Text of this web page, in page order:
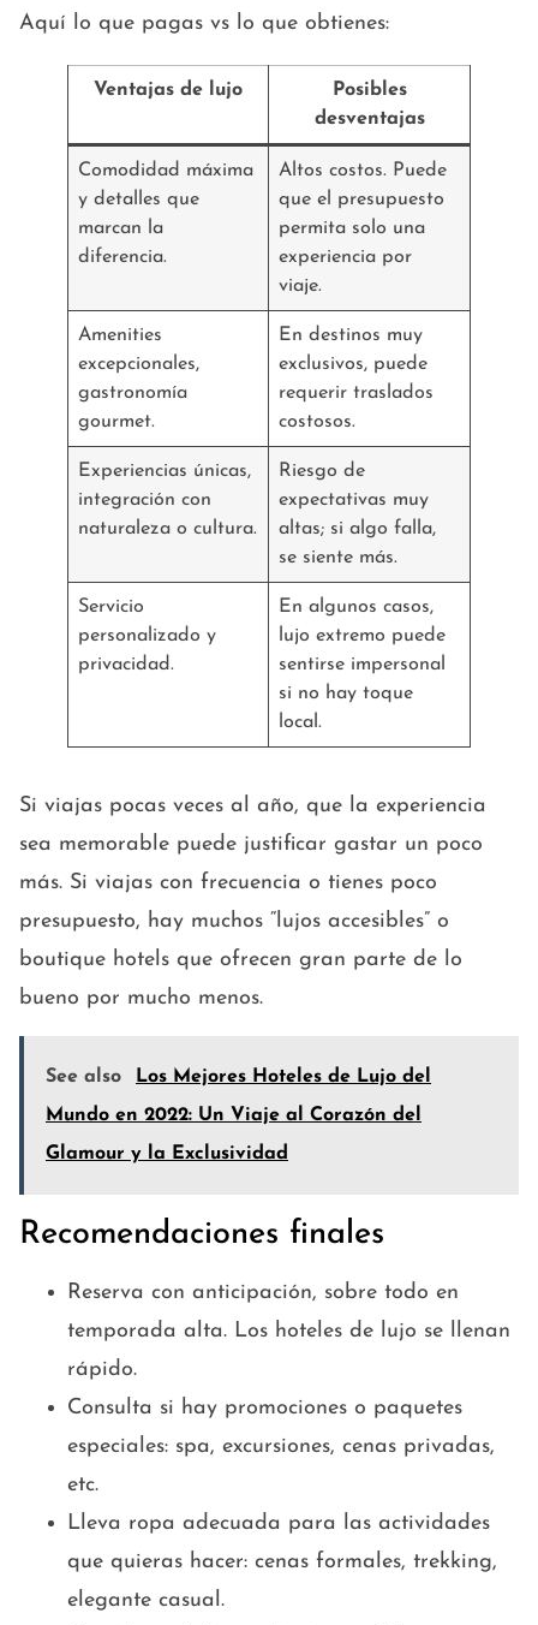
Aquí lo que pagas vs lo que obtienes:
Ventajas de lujo
Posibles
desventajas
Comodidad máxima
y detalles que
marcan la
diferencia.
Altos costos. Puede
que el presupuesto
permita solo una
experiencia por
viaje.
Amenities
excepcionales,
gastronomía
gourmet.
En destinos muy
exclusivos, puede
requerir traslados
costosos.
Experiencias únicas,
integración con
naturaleza o cultura.
Riesgo de
expectativas muy
altas; si algo falla,
se siente más.
Servicio
personalizado y
privacidad.
En algunos casos,
lujo extremo puede
sentirse impersonal
si no hay toque
local.
Si viajas pocas veces al año, que la experiencia
sea memorable puede justificar gastar un poco
más. Si viajas con frecuencia o tienes poco
presupuesto, hay muchos “lujos accesibles” o
boutique hotels que ofrecen gran parte de lo
bueno por mucho menos.
See also
Los Mejores Hoteles de Lujo del
Mundo en 2022: Un Viaje al Corazón del
Glamour y la Exclusividad
Recomendaciones finales
Reserva con anticipación, sobre todo en
temporada alta. Los hoteles de lujo se llenan
rápido.
Consulta si hay promociones o paquetes
especiales: spa, excursiones, cenas privadas,
etc.
Lleva ropa adecuada para las actividades
que quieras hacer: cenas formales, trekking,
elegante casual.